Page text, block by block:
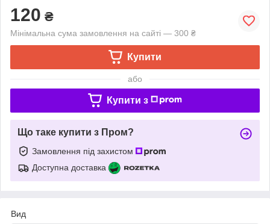
120 ₴
Мінімальна сума замовлення на сайті — 300 ₴
Купити
або
Купити з
Що таке купити з Пром?
Замовлення під захистом
Доступна доставка
Вид